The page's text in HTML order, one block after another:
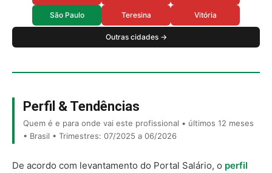
São Paulo Teresina Vitória
Outras cidades →
Perfil & Tendências
Quem é e para onde vai este profissional • últimos 12 meses
• Brasil • Trimestres: 07/2025 a 06/2026
De acordo com levantamento do Portal Salário, o perfil